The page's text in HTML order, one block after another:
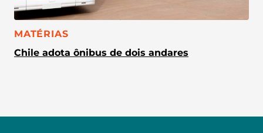
CATEGORIA:
MATÉRIAS
Chile adota ônibus de dois andares